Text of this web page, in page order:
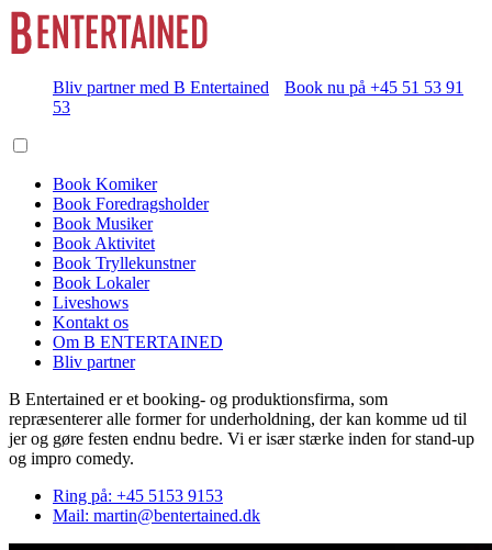
Bliv partner med B Entertained
Book nu på +45 51 53 91
53
Book Komiker
Book Foredragsholder
Book Musiker
Book Aktivitet
Book Tryllekunstner
Book Lokaler
Liveshows
Kontakt os
Om B ENTERTAINED
Bliv partner
B Entertained er et booking- og produktionsfirma, som
repræsenterer alle former for underholdning, der kan komme ud til
jer og gøre festen endnu bedre. Vi er især stærke inden for stand-up
og impro comedy.
Ring på: +45 5153 9153
Mail: martin@bentertained.dk